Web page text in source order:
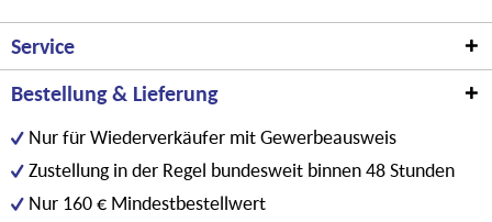
Service
Bestellung & Lieferung
Nur für Wiederverkäufer mit Gewerbeausweis
Zustellung in der Regel bundesweit binnen 48 Stunden
Nur 160 € Mindestbestellwert